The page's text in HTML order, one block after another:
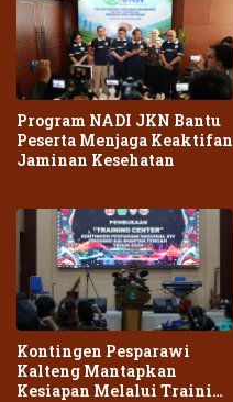
Program NADI JKN Bantu
Peserta Menjaga Keaktifan
Jaminan Kesehatan
Kontingen Pesparawi
Kalteng Mantapkan
Kesiapan Melalui Training